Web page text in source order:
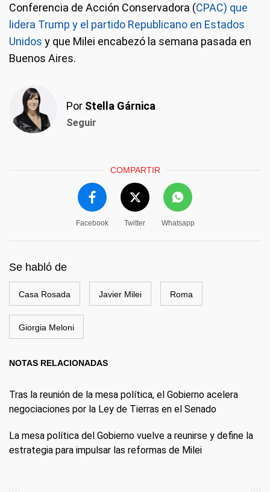
Conferencia de Acción Conservadora (CPAC) que
lidera Trump y el partido Republicano en Estados
Unidos y que Milei encabezó la semana pasada en
Buenos Aires.
Por Stella Gárnica
Seguir
COMPARTIR
Facebook Twitter Whatsapp
Se habló de
Casa Rosada Javier Milei Roma
Giorgia Meloni
NOTAS RELACIONADAS
Tras la reunión de la mesa política, el Gobierno acelera
negociaciones por la Ley de Tierras en el Senado
La mesa política del Gobierno vuelve a reunirse y define la
estrategia para impulsar las reformas de Milei